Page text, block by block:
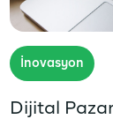
İnovasyon
Dijital